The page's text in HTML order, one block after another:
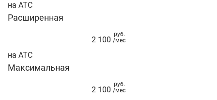
на АТС
Расширенная
2 100
руб.
/мес
на АТС
Максимальная
2 100
руб.
/мес